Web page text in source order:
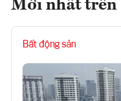
Mới nhất trên
Bất động sản